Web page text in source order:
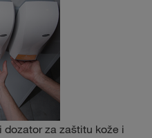
dozator za zaštitu kože i